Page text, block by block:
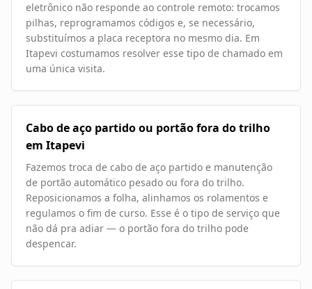
eletrônico não responde ao controle remoto: trocamos
pilhas, reprogramamos códigos e, se necessário,
substituímos a placa receptora no mesmo dia. Em
Itapevi costumamos resolver esse tipo de chamado em
uma única visita.
Cabo de aço partido ou portão fora do trilho
em Itapevi
Fazemos troca de cabo de aço partido e manutenção
de portão automático pesado ou fora do trilho.
Reposicionamos a folha, alinhamos os rolamentos e
regulamos o fim de curso. Esse é o tipo de serviço que
não dá pra adiar — o portão fora do trilho pode
despencar.